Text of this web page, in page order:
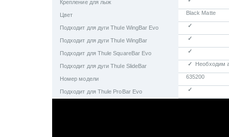
Крепление для лыж
Цвет Black Matte
Подходит для дуги Thule WingBar Evo ✓
Подходит для дуги Thule WingBar ✓
Подходит для Thule SquareBar Evo ✓
Подходит для дуги Thule SlideBar ✓ Необходим
Номер модели 635200
Подходит для Thule ProBar Evo ✓